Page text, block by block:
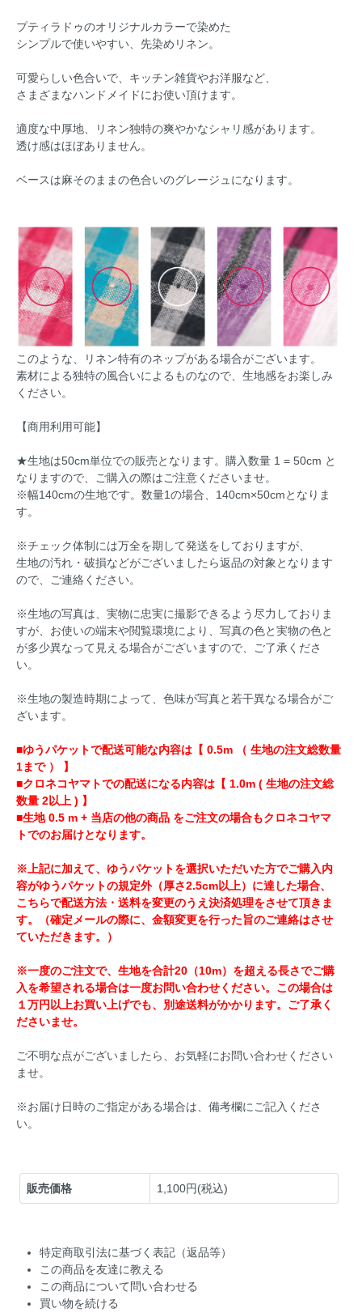
プティラドゥのオリジナルカラーで染めた
シンプルで使いやすい、先染めリネン。
可愛らしい色合いで、キッチン雑貨やお洋服など、
さまざまなハンドメイドにお使い頂けます。
適度な中厚地、リネン独特の爽やかなシャリ感があります。
透け感はほぼありません。
ベースは麻そのままの色合いのグレージュになります。
このような、リネン特有のネップがある場合がございます。
素材による独特の風合いによるものなので、生地感をお楽しみ
ください。
【商用利用可能】
★生地は50cm単位での販売となります。購入数量 1 = 50cm と
なりますので、ご購入の際はご注意くださいませ。
※幅140cmの生地です。数量1の場合、140cm×50cmとなりま
す。
※チェック体制には万全を期して発送をしておりますが、
生地の汚れ・破損などがございましたら返品の対象となります
ので、ご連絡ください。
※生地の写真は、実物に忠実に撮影できるよう尽力しておりま
すが、お使いの端末や閲覧環境により、写真の色と実物の色と
が多少異なって見える場合がございますので、ご了承くださ
い。
※生地の製造時期によって、色味が写真と若干異なる場合がご
ざいます。
■ゆうパケットで配送可能な内容は【 0.5m （ 生地の注文総数量
1まで ） 】
■クロネコヤマトでの配送になる内容は【 1.0m ( 生地の注文総
数量 2以上 ) 】
■生地 0.5 m + 当店の他の商品 をご注文の場合もクロネコヤマ
トでのお届けとなります。
※上記に加えて、ゆうパケットを選択いただいた方でご購入内
容がゆうパケットの規定外（厚さ2.5cm以上）に達した場合、
こちらで配送方法・送料を変更のうえ決済処理をさせて頂きま
す。（確定メールの際に、金額変更を行った旨のご連絡はさせ
ていただきます。）
※一度のご注文で、生地を合計20（10m）を超える長さでご購
入を希望される場合は一度お問い合わせください。この場合は
１万円以上お買い上げでも、別途送料がかかります。ご了承く
ださいませ。
ご不明な点がございましたら、お気軽にお問い合わせください
ませ。
※お届け日時のご指定がある場合は、備考欄にご記入くださ
い。
販売価格 1,100円(税込)
特定商取引法に基づく表記（返品等）
この商品を友達に教える
この商品について問い合わせる
買い物を続ける